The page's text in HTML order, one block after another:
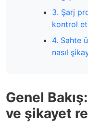
3. Şarj
kontrol
4. Sahte
nasıl
Genel
ve şikayet